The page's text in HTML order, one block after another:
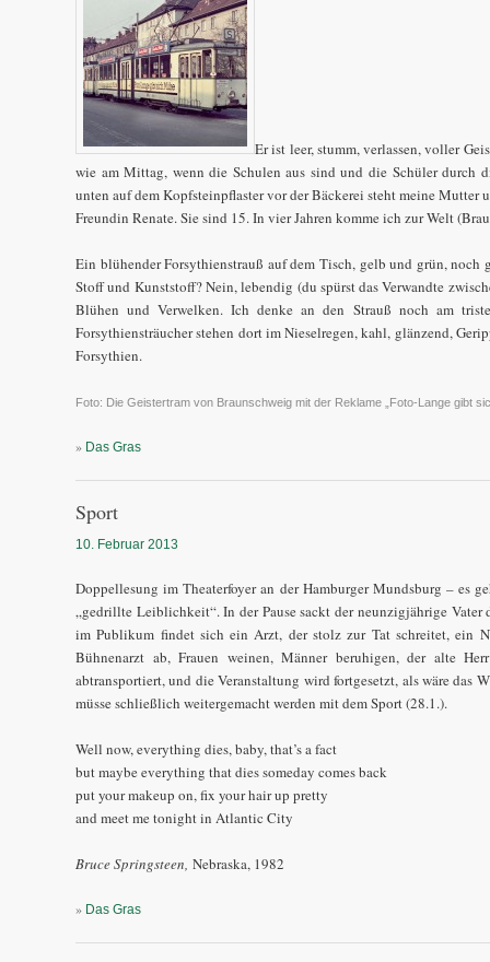
Er ist leer, stumm, verlassen, voller
wie am Mittag, wenn die Schulen aus sind und die Schüler durch
unten auf dem Kopfsteinpflaster vor der Bäckerei steht meine Mutter
Freundin Renate. Sie sind 15. In vier Jahren komme ich zur Welt
Ein blühender Forsythienstrauß auf dem Tisch, gelb und grün,
Stoff und Kunststoff? Nein, lebendig (du spürst das Verwandte
Blühen und Verwelken. Ich denke an den Strauß noch am
Forsythiensträucher stehen dort im Nieselregen, kahl, glänzend,
Forsythien.
Foto: Die Geistertram von Braunschweig mit der Reklame „Foto-Lange gibt
» Das Gras
Sport
10. Februar 2013
Doppellesung im Theaterfoyer an der Hamburger Mundsburg – es
„gedrillte Leiblichkeit“. In der Pause sackt der neunzigjährige Vater
im Publikum findet sich ein Arzt, der stolz zur Tat schreitet, ein
Bühnenarzt ab, Frauen weinen, Männer beruhigen, der alte
abtransportiert, und die Veranstaltung wird fortgesetzt, als wäre das
müsse schließlich weitergemacht werden mit dem Sport (28.1.).
Well now, everything dies, baby, that’s a fact
but maybe everything that dies someday comes back
put your makeup on, fix your hair up pretty
and meet me tonight in Atlantic City
Bruce Springsteen, Nebraska, 1982
» Das Gras